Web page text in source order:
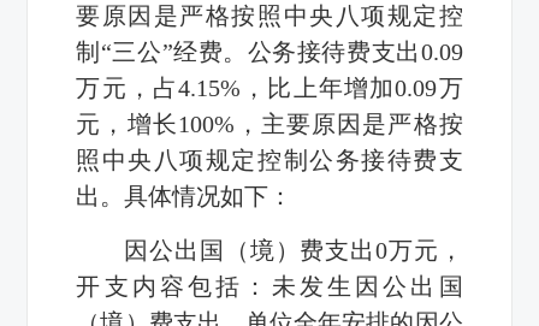
要原因是严格按照中央八项规定控
制“三公”经费。公务接待费支出0.09
万元，占4.15%，比上年增加0.09万
元，增长100%，主要原因是严格按
照中央八项规定控制公务接待费支
出。具体情况如下：
因公出国（境）费支出0万元，
开支内容包括：未发生因公出国